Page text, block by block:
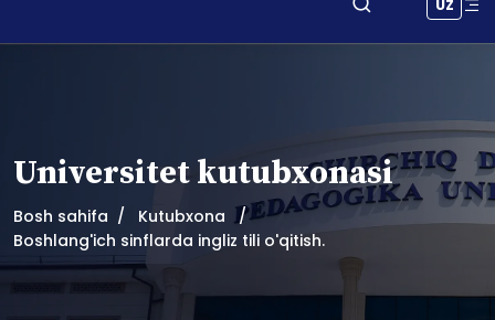
UZ
Universitet kutubxonasi
Bosh sahifa
Kutubxona
Boshlang'ich sinflarda ingliz tili o'qitish.